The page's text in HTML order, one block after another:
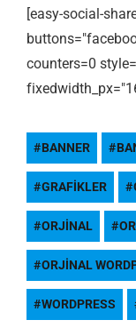
[easy-social-
counters=0
BANNER
GRAFIKLER
ORJINAL
ORJINAL
WORDPRESS